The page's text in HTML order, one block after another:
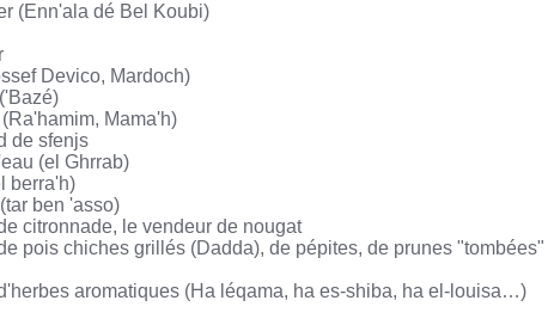
(Enn'ala dé Bel Koubi)
Devico, Mardoch)
Mama'h)
de sfenjs
(el Ghrrab)
berra'h)
ben 'asso)
citronnade, le vendeur de nougat
pois chiches grillés (Dadda), de pépites, de prunes "tombées"
aromatiques (Ha léqama, ha es-shiba, ha el-louisa…)